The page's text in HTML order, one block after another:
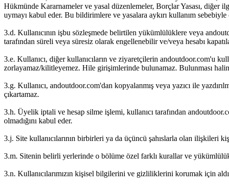
Hükmünde Kararnameler ve yasal düzenlemeler, Borçlar Yasası,
uymayı kabul eder. Bu bildirimlere ve yasalara aykırı kullanım
3.d. Kullanıcının işbu sözleşmede belirtilen yükümlülüklere veya
tarafından süreli veya süresiz olarak engellenebilir ve/veya hesabı
3.e. Kullanıcı, diğer kullanıcıların ve ziyaretçilerin andoutdoor.com'u
zorlayamaz/kilitleyemez. Hile girişimlerinde bulunamaz. Bulunması
3.g. Kullanıcı, andoutdoor.com'dan kopyalanmış veya yazıcı ile
çıkartamaz.
3.h. Üyelik iptali ve hesap silme işlemi, kullanıcı tarafından
olmadığını kabul eder.
3.j. Site kullanıcılarının birbirleri ya da üçüncü şahıslarla olan ilişkileri
3.m. Sitenin belirli yerlerinde o bölüme özel farklı kurallar ve
3.n. Kullanıcılarımızın kişisel bilgilerini ve gizliliklerini korumak için